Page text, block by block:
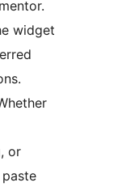
widget
or